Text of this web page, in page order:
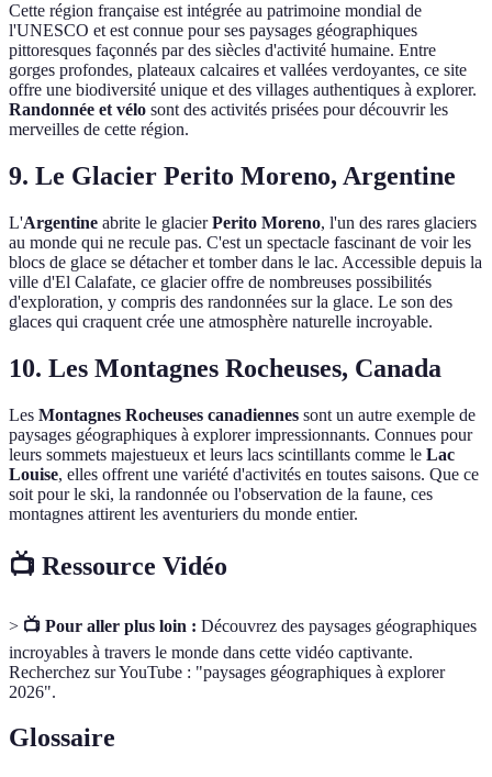
Cette région française est intégrée au patrimoine mondial de
l'UNESCO et est connue pour ses paysages géographiques
pittoresques façonnés par des siècles d'activité humaine. Entre
gorges profondes, plateaux calcaires et vallées verdoyantes, ce site
offre une biodiversité unique et des villages authentiques à explorer.
Randonnée et vélo sont des activités prisées pour découvrir les
merveilles de cette région.
9. Le Glacier Perito Moreno, Argentine
L'Argentine abrite le glacierPerito Moreno, l'un des rares glaciers
au monde qui ne recule pas. C'est un spectacle fascinant de voir les
blocs de glace se détacher et tomber dans le lac. Accessible depuis la
ville d'El Calafate, ce glacier offre de nombreuses possibilités
d'exploration, y compris des randonnées sur la glace. Le son des
glaces qui craquent crée une atmosphère naturelle incroyable.
10. Les Montagnes Rocheuses, Canada
Les Montagnes Rocheuses canadiennes sont un autre exemple de
paysages géographiques à explorer impressionnants. Connues pour
leurs sommets majestueux et leurs lacs scintillants comme le Lac
Louise, elles offrent une variété d'activités en toutes saisons. Que ce
soit pour le ski, la randonnée ou l'observation de la faune, ces
montagnes attirent les aventuriers du monde entier.
📺 Ressource Vidéo
> 📺 Pour aller plus loin : Découvrez des paysages géographiques
incroyables à travers le monde dans cette vidéo captivante.
Recherchez sur YouTube : "paysages géographiques à explorer
2026".
Glossaire